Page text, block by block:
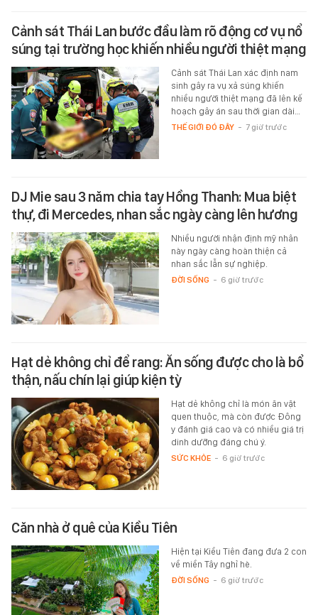
Cảnh sát Thái Lan bước đầu làm rõ động cơ vụ nổ
súng tại trường học khiến nhiều người thiệt mạng
Cảnh sát Thái Lan xác định nam
sinh gây ra vụ xả súng khiến
nhiều người thiệt mạng đã lên kế
hoạch gây án sau thời gian dài…
THẾ GIỚI ĐÓ ĐÂY - 7 giờ trước
DJ Mie sau 3 năm chia tay Hồng Thanh: Mua biệt
thự, đi Mercedes, nhan sắc ngày càng lên hương
Nhiều người nhận định mỹ nhân
này ngày càng hoàn thiện cả
nhan sắc lẫn sự nghiệp.
ĐỜI SỐNG - 6 giờ trước
Hạt dẻ không chỉ để rang: Ăn sống được cho là bổ
thận, nấu chín lại giúp kiện tỳ
Hạt dẻ không chỉ là món ăn vặt
quen thuộc, mà còn được Đông
y đánh giá cao và có nhiều giá trị
dinh dưỡng đáng chú ý.
SỨC KHỎE - 6 giờ trước
Căn nhà ở quê của Kiều Tiên
Hiện tại Kiều Tiên đang đưa 2 con
về miền Tây nghỉ hè.
ĐỜI SỐNG - 6 giờ trước